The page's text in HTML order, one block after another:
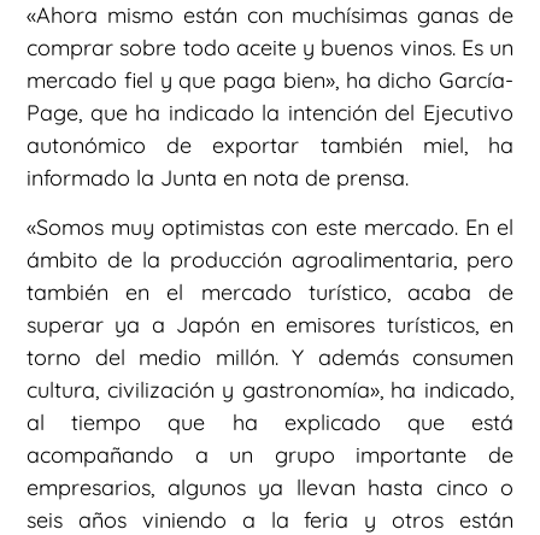
«Ahora mismo están con muchísimas ganas de
comprar sobre todo aceite y buenos vinos. Es un
mercado fiel y que paga bien», ha dicho García-
Page, que ha indicado la intención del Ejecutivo
autonómico de exportar también miel, ha
informado la Junta en nota de prensa.
«Somos muy optimistas con este mercado. En el
ámbito de la producción agroalimentaria, pero
también en el mercado turístico, acaba de
superar ya a Japón en emisores turísticos, en
torno del medio millón. Y además consumen
cultura, civilización y gastronomía», ha indicado,
al tiempo que ha explicado que está
acompañando a un grupo importante de
empresarios, algunos ya llevan hasta cinco o
seis años viniendo a la feria y otros están